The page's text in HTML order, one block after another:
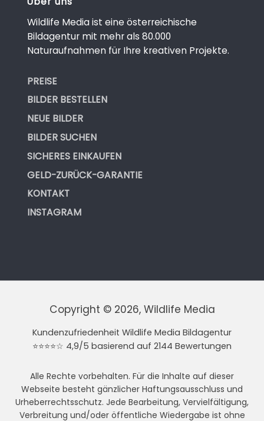
Wildlife Media ist eine österreichische
Bildagentur mit mehr als 80.000
Naturaufnahmen für Ihre kreativen Projekte.
PREISE
BILDER BESTELLEN
NEUE BILDER
BILDER SUCHEN
SICHERES EINKAUFEN
GELD-ZURÜCK-GARANTIE
KONTAKT
INSTAGRAM
Copyright © 2026, Wildlife Media
Kundenzufriedenheit Wildlife Media Bildagentur
⭐⭐⭐⭐☆ 4,9/5 basierend auf 2144 Bewertungen
Alle Rechte vorbehalten. Für die Inhalte auf dieser
Webseite besteht gänzlicher Haftungsausschluss und
Urheberrechtsschutz. Jede Bearbeitung, Vervielfältigung,
Verbreitung und/oder öffentliche Wiedergabe ist ohne